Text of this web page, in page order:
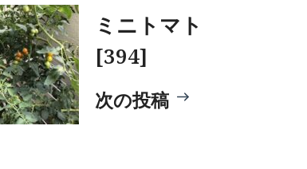
ミニトマト
[394]
次の投稿